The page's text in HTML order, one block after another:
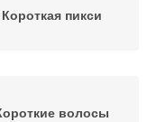
Короткая пикси
волосы